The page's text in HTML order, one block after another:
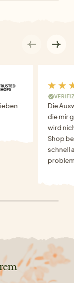
Die
die mir
wird
Shop
schnell